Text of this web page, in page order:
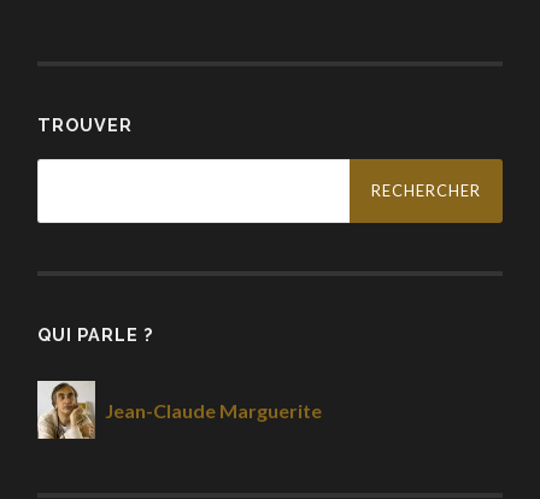
TROUVER
Rechercher :
QUI PARLE ?
Jean-Claude Marguerite